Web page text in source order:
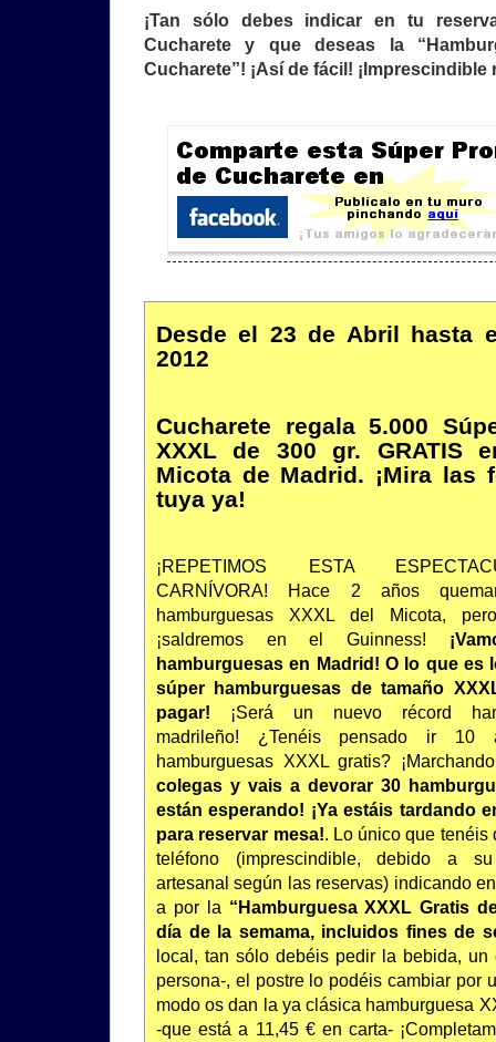
¡Tan sólo debes indicar en tu
Cucharete y que deseas la
Cucharete”! ¡Así de fácil!
Desde el 23 de Abril hasta
2012
Cucharete regala 5.000
XXXL de 300 gr. GRATIS
Micota de Madrid. ¡Mira las
tuya ya!
¡REPETIMOS ESTA
CARNÍVORA! Hace 2 años
hamburguesas XXXL del Micota,
¡saldremos en el Guinness!
hamburguesas en Madrid! O lo que es
súper hamburguesas de tamaño
pagar! ¡Será un nuevo récord
madrileño! ¿Tenéis pensado ir
hamburguesas XXXL gratis?
colegas y vais a devorar 30
están esperando! ¡Ya estáis tardando
para reservar mesa!. Lo único que tenéis
teléfono (imprescindible, debido a
artesanal según las reservas) indicando
a por la “Hamburguesa XXXL Gratis
día de la semama, incluidos fines de
local, tan sólo debéis pedir la bebida, un
persona-, el postre lo podéis cambiar por
modo os dan la ya clásica hamburguesa
-que está a 11,45 € en carta-